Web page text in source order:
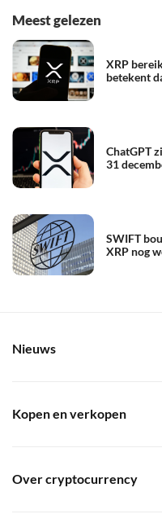
Meest gelezen
XRP
betekent
ChatGPT
31
SWIFT
XRP nog
Nieuws
Kopen en verkopen
Over cryptocurrency